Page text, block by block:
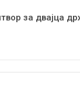
за двајца